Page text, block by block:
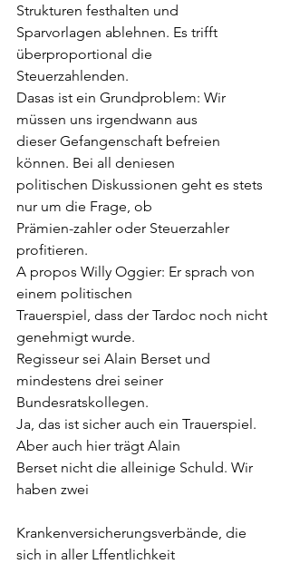
Strukturen festhalten und
Sparvorlagen ablehnen. Es trifft
überproportional die
Steuerzahlenden.
Dasas ist ein Grundproblem: Wir
müssen uns irgendwann aus
dieser Gefangenschaft befreien
können. Bei all deniesen
politischen Diskussionen geht es stets
nur um die Frage, ob
Prämien-zahler oder Steuerzahler
profitieren.
A propos Willy Oggier: Er sprach von
einem politischen
Trauerspiel, dass der Tardoc noch nicht
genehmigt wurde.
Regisseur sei Alain Berset und
mindestens drei seiner
Bundesratskollegen.
Ja, das ist sicher auch ein Trauerspiel.
Aber auch hier trägt Alain
Berset nicht die alleinige Schuld. Wir
haben zwei
Krankenversicherungsverbände, die
sich in aller Lffentlichkeit